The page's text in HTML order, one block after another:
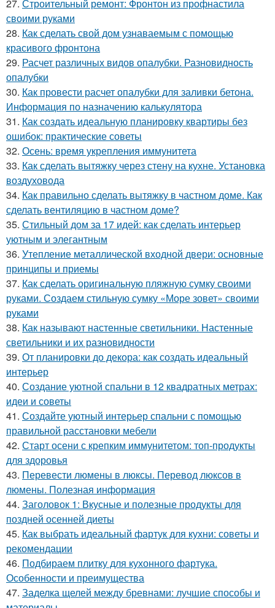
27. Строительный ремонт: Фронтон из профнастила
своими руками
28. Как сделать свой дом узнаваемым с помощью
красивого фронтона
29. Расчет различных видов опалубки. Разновидность
опалубки
30. Как провести расчет опалубки для заливки бетона.
Информация по назначению калькулятора
31. Как создать идеальную планировку квартиры без
ошибок: практические советы
32. Осень: время укрепления иммунитета
33. Как сделать вытяжку через стену на кухне. Установка
воздуховода
34. Как правильно сделать вытяжку в частном доме. Как
сделать вентиляцию в частном доме?
35. Стильный дом за 17 идей: как сделать интерьер
уютным и элегантным
36. Утепление металлической входной двери: основные
принципы и приемы
37. Как сделать оригинальную пляжную сумку своими
руками. Создаем стильную сумку «Море зовет» своими
руками
38. Как называют настенные светильники. Настенные
светильники и их разновидности
39. От планировки до декора: как создать идеальный
интерьер
40. Создание уютной спальни в 12 квадратных метрах:
идеи и советы
41. Создайте уютный интерьер спальни с помощью
правильной расстановки мебели
42. Старт осени с крепким иммунитетом: топ-продукты
для здоровья
43. Перевести люмены в люксы. Перевод люксов в
люмены. Полезная информация
44. Заголовок 1: Вкусные и полезные продукты для
поздней осенней диеты
45. Как выбрать идеальный фартук для кухни: советы и
рекомендации
46. Подбираем плитку для кухонного фартука.
Особенности и преимущества
47. Заделка щелей между бревнами: лучшие способы и